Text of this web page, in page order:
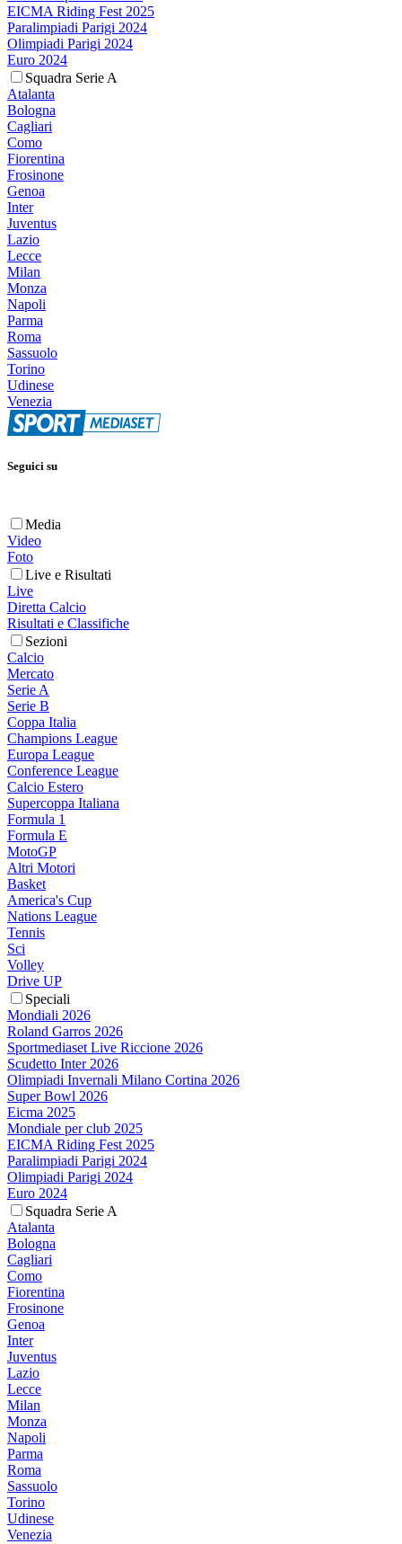
EICMA Riding Fest 2025
Paralimpiadi Parigi 2024
Olimpiadi Parigi 2024
Euro 2024
Squadra Serie A
Atalanta
Bologna
Cagliari
Como
Fiorentina
Frosinone
Genoa
Inter
Juventus
Lazio
Lecce
Milan
Monza
Napoli
Parma
Roma
Sassuolo
Torino
Udinese
Venezia
Seguici su
Media
Video
Foto
Live e Risultati
Live
Diretta Calcio
Risultati e Classifiche
Sezioni
Calcio
Mercato
Serie A
Serie B
Coppa Italia
Champions League
Europa League
Conference League
Calcio Estero
Supercoppa Italiana
Formula 1
Formula E
MotoGP
Altri Motori
Basket
America's Cup
Nations League
Tennis
Sci
Volley
Drive UP
Speciali
Mondiali 2026
Roland Garros 2026
Sportmediaset Live Riccione 2026
Scudetto Inter 2026
Olimpiadi Invernali Milano Cortina 2026
Super Bowl 2026
Eicma 2025
Mondiale per club 2025
EICMA Riding Fest 2025
Paralimpiadi Parigi 2024
Olimpiadi Parigi 2024
Euro 2024
Squadra Serie A
Atalanta
Bologna
Cagliari
Como
Fiorentina
Frosinone
Genoa
Inter
Juventus
Lazio
Lecce
Milan
Monza
Napoli
Parma
Roma
Sassuolo
Torino
Udinese
Venezia